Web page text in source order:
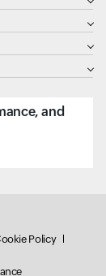
and
Policy